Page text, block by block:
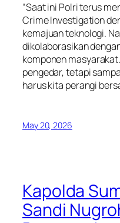
“Saat ini Polri terus
Crime Investigation
kemajuan teknologi.
dikolaborasikan
komponen
pengedar, tetapi
harus kita perangi
May 20, 2026
Kapolda
Sandi